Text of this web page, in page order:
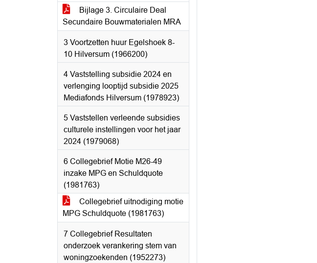
Bijlage 3. Circulaire Deal
Secundaire Bouwmaterialen MRA
3 Voortzetten huur Egelshoek 8-
10 Hilversum (1966200)
4 Vaststelling subsidie 2024 en
verlenging looptijd subsidie 2025
Mediafonds Hilversum (1978923)
5 Vaststellen verleende subsidies
culturele instellingen voor het jaar
2024 (1979068)
6 Collegebrief Motie M26-49
inzake MPG en Schuldquote
(1981763)
Collegebrief uitnodiging motie
MPG Schuldquote (1981763)
7 Collegebrief Resultaten
onderzoek verankering stem van
woningzoekenden (1952273)